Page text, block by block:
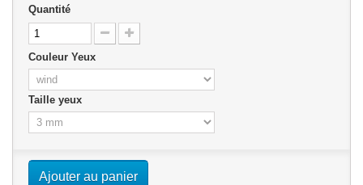
Quantité
Couleur Yeux
Taille yeux
Ajouter au panier